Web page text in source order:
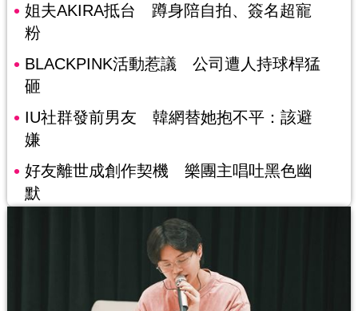
姐夫AKIRA抵台 蹲身陪自拍、簽名超寵
粉
BLACKPINK活動惹議 公司遭人持球桿猛
砸
IU社群發前男友 韓網替她抱不平：該避
嫌
好友離世成創作契機 樂團主唱吐黑色幽
默